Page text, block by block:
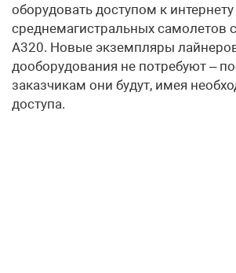
оборудовать доступом к
среднемагистральных самолетов
A320. Новые экземпляры
дооборудования не потребуют –
заказчикам они будут, имея
доступа.